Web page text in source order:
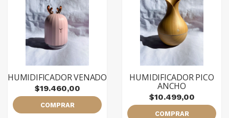
HUMIDIFICADOR VENADO
$19.460,00
COMPRAR
HUMIDIFICADOR PICO
ANCHO
$10.499,00
COMPRAR